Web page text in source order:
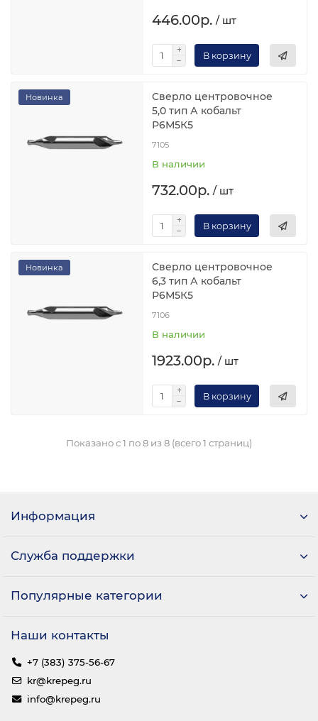
446.00р. / шт
В корзину
Новинка
Сверло центровочное
5,0 тип А кобальт
Р6М5К5
7105
В наличии
732.00р. / шт
В корзину
Новинка
Сверло центровочное
6,3 тип А кобальт
Р6М5К5
7106
В наличии
1923.00р. / шт
В корзину
Показано с 1 по 8 из 8 (всего 1 страниц)
Информация
Служба поддержки
Популярные категории
Наши контакты
+7 (383) 375-56-67
kr@krepeg.ru
info@krepeg.ru